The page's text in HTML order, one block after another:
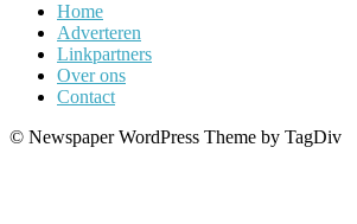
Home
Adverteren
Linkpartners
Over ons
Contact
© Newspaper WordPress Theme by TagDiv